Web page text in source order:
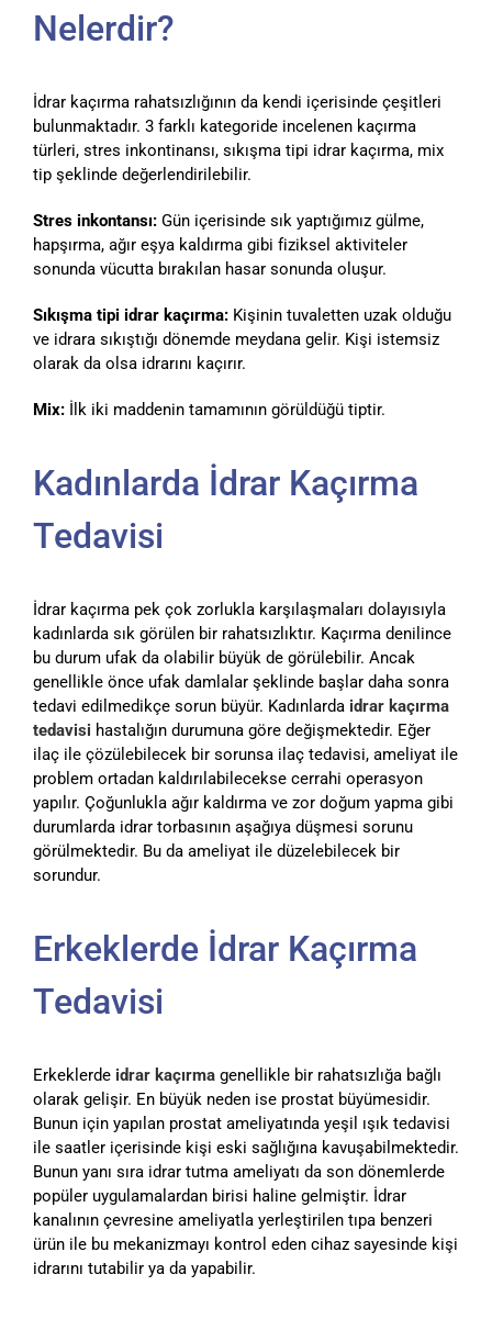
Nelerdir?
İdrar kaçırma rahatsızlığının da kendi içerisinde çeşitleri
bulunmaktadır. 3 farklı kategoride incelenen kaçırma
türleri, stres inkontinansı, sıkışma tipi idrar kaçırma, mix
tip şeklinde değerlendirilebilir.
Stres inkontansı: Gün içerisinde sık yaptığımız gülme,
hapşırma, ağır eşya kaldırma gibi fiziksel aktiviteler
sonunda vücutta bırakılan hasar sonunda oluşur.
Sıkışma tipi idrar kaçırma: Kişinin tuvaletten uzak olduğu
ve idrara sıkıştığı dönemde meydana gelir. Kişi istemsiz
olarak da olsa idrarını kaçırır.
Mix: İlk iki maddenin tamamının görüldüğü tiptir.
Kadınlarda İdrar Kaçırma
Tedavisi
İdrar kaçırma pek çok zorlukla karşılaşmaları dolayısıyla
kadınlarda sık görülen bir rahatsızlıktır. Kaçırma denilince
bu durum ufak da olabilir büyük de görülebilir. Ancak
genellikle önce ufak damlalar şeklinde başlar daha sonra
tedavi edilmedikçe sorun büyür. Kadınlarda idrar kaçırma
tedavisi hastalığın durumuna göre değişmektedir. Eğer
ilaç ile çözülebilecek bir sorunsa ilaç tedavisi, ameliyat ile
problem ortadan kaldırılabilecekse cerrahi operasyon
yapılır. Çoğunlukla ağır kaldırma ve zor doğum yapma gibi
durumlarda idrar torbasının aşağıya düşmesi sorunu
görülmektedir. Bu da ameliyat ile düzelebilecek bir
sorundur.
Erkeklerde İdrar Kaçırma
Tedavisi
Erkeklerde idrar kaçırma genellikle bir rahatsızlığa bağlı
olarak gelişir. En büyük neden ise prostat büyümesidir.
Bunun için yapılan prostat ameliyatında yeşil ışık tedavisi
ile saatler içerisinde kişi eski sağlığına kavuşabilmektedir.
Bunun yanı sıra idrar tutma ameliyatı da son dönemlerde
popüler uygulamalardan birisi haline gelmiştir. İdrar
kanalının çevresine ameliyatla yerleştirilen tıpa benzeri
ürün ile bu mekanizmayı kontrol eden cihaz sayesinde kişi
idrarını tutabilir ya da yapabilir.